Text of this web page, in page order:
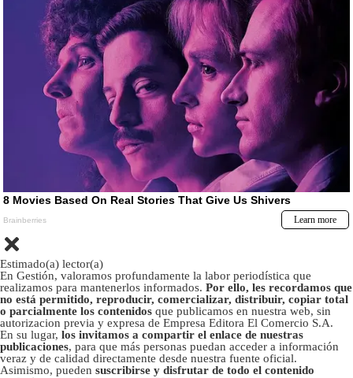
Estimado(a) lector(a)
En Gestión, valoramos profundamente la labor periodística que
realizamos para mantenerlos informados. Por ello, les recordamos que
no está permitido, reproducir, comercializar, distribuir, copiar total
o parcialmente los contenidos que publicamos en nuestra web, sin
autorizacion previa y expresa de Empresa Editora El Comercio S.A.
En su lugar, los invitamos a compartir el enlace de nuestras
publicaciones, para que más personas puedan acceder a información
veraz y de calidad directamente desde nuestra fuente oficial.
Asimismo, pueden suscribirse y disfrutar de todo el contenido